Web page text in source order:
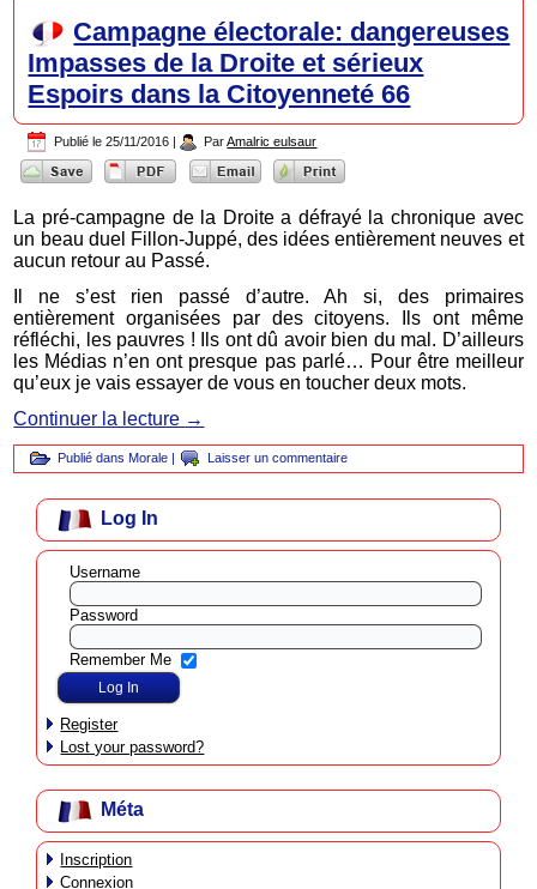
Campagne électorale: dangereuses
Impasses de la Droite et sérieux
Espoirs dans la Citoyenneté 66
Publié le 25/11/2016 | Par Amalric eulsaur
La pré-campagne de la Droite a défrayé la chronique avec
un beau duel Fillon-Juppé, des idées entièrement neuves et
aucun retour au Passé.
Il ne s’est rien passé d’autre. Ah si, des primaires
entièrement organisées par des citoyens. Ils ont même
réfléchi, les pauvres ! Ils ont dû avoir bien du mal. D’ailleurs
les Médias n’en ont presque pas parlé… Pour être meilleur
qu’eux je vais essayer de vous en toucher deux mots.
Continuer la lecture →
Publié dans Morale Laisser un commentaire
Log In
Username
Password
Remember Me
Register
Lost your password?
Méta
Inscription
Connexion